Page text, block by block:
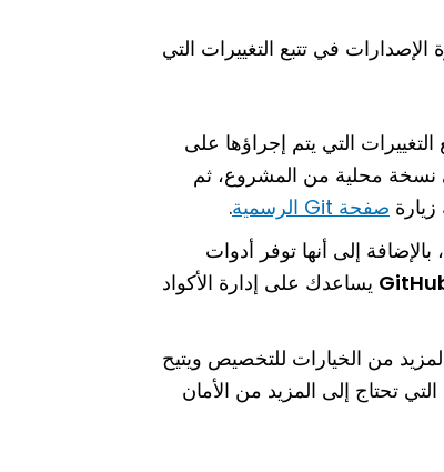
في تتبع التغييرات التي
التي يتم إجراؤها على
محلية من المشروع، ثم
صفحة Git الرسمية
.
، بالإضافة إلى أنها توفر أدوات
يساعدك على إدارة الأكواد
من الخيارات للتخصيص ويتيح
تحتاج إلى المزيد من الأمان